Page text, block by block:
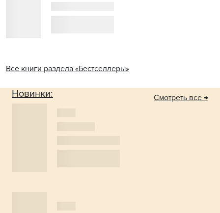
Все книги раздела «Бестселлеры»
Новинки: Смотреть все →